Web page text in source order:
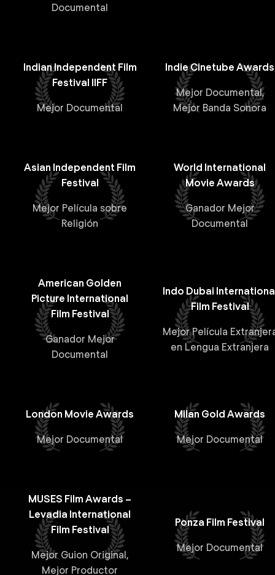
Documental
Indian Independent Film
Festival IIFF
Mejor Documental
Indie Cinetube Awards
Mejor Documental,
Mejor Banda Sonora
Asian Independent Film
Festival
Mejor Película sobre
Religión
World International
Movie Awards
Ganador Mejor
Documental
American Golden
Picture International
Film Festival
Ganador Mejor
Documental
Indo Dubai
Film Festival
Mejor Película
en Lengua Extranjera
London Movie Awards
Mejor Documental
Milan Gold Awards
Mejor Documental
MUSES Film Awards –
Levadia International
Film Festival
Mejor Guion Original,
Mejor Productor
Ponza Film Festival
Mejor Documental